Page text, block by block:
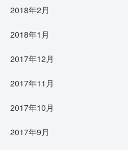
2018年2月
2018年1月
2017年12月
2017年11月
2017年10月
2017年9月